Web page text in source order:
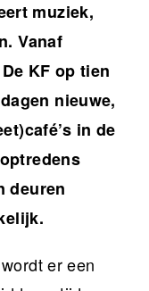
muziek,
Vanaf
KF op tien
nieuwe,
in de
deuren
er een